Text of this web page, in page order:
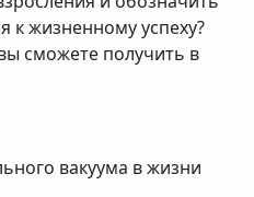
к жизненному успеху?
сможете получить в
вакуума в жизни